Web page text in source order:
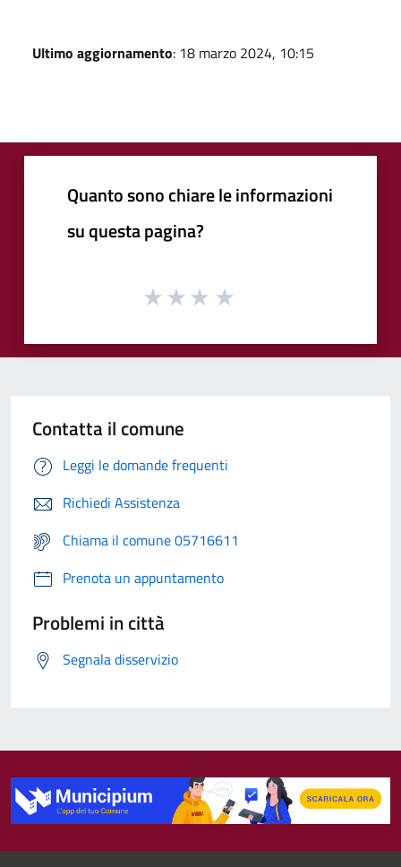
Ultimo aggiornamento: 18 marzo 2024, 10:15
Quanto sono chiare le informazioni
su questa pagina?
Contatta il comune
Leggi le domande frequenti
Richiedi Assistenza
Chiama il comune 05716611
Prenota un appuntamento
Problemi in città
Segnala disservizio